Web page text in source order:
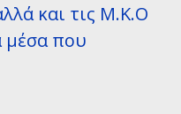
και τις Μ.Κ.Ο
μέσα που